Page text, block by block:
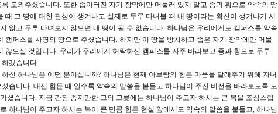
도와주셨습니다. 또한 좁아터진 자기 장막에만 머물러 있지 말고 종과 횡으로 약속의 땅
그 땅에 대한 관심이 생겨나고 실제로 두루 다녀볼 때 내 땅이라는 확신이 생겨나기 시
않고 두루 다녀보지 않으면 내 땅이 될 수 없습니다. 하나님은 우리에게도 캠퍼스를 약속
캠퍼스를 사명의 땅으로 주셨습니다. 하지만 이 땅을 방치하고 좁은 자기 장막에만 머물
으실 것입니다. 우리가 우리에게 허락하신 캠퍼스를 자주 바라보고 종과 횡으로 두루
겠습니다.
신 하나님은 어떤 분이십니까? 하나님은 현재 아브람의 힘든 마음을 달래주기 위해 자녀
습니다. 대신 힘든 때 일수록 약속의 말씀을 붙들고 하나님이 주신 비전을 바라보도록 도
셨습니다. 지금 간장 종지만한 그의 그릇에는 하나님이 주고자 하시는 큰 복을 조심스럽
하나님이 주고자 하시는 복이 큰 만큼 힘든 현실 앞에서도 약속의 말씀을 붙들고, 하나님